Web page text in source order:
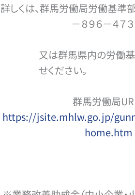
詳しくは、群馬労働局労働基準部
－８９６－４７３
又は群馬県内の労働
せください。
群馬労働局
https://jsite.mhlw.go.jp/
home.htm